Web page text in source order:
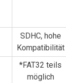
SDHC, hohe
Kompatibilität
*FAT32 ‍teils
möglich